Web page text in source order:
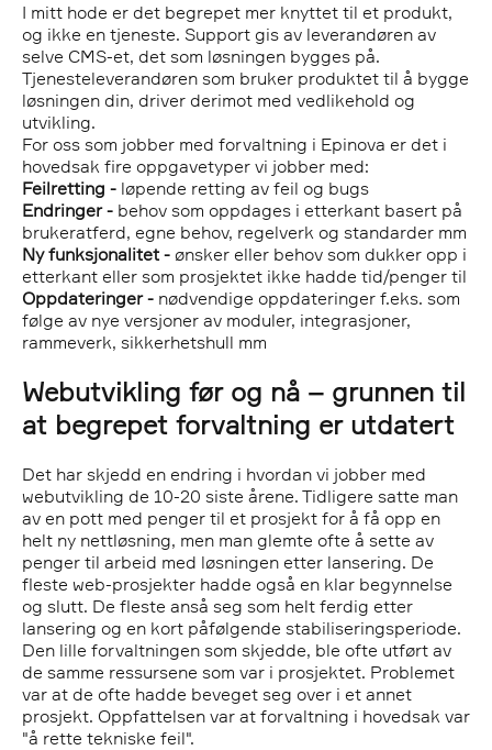
I mitt hode er det begrepet mer knyttet til et produkt,
og ikke en tjeneste. Support gis av leverandøren av
selve CMS-et, det som løsningen bygges på.
Tjenesteleverandøren som bruker produktet til å bygge
løsningen din, driver derimot med vedlikehold og
utvikling.
For oss som jobber med forvaltning i Epinova er det i
hovedsak fire oppgavetyper vi jobber med:
Feilretting - løpende retting av feil og bugs
Endringer - behov som oppdages i etterkant basert på
brukeratferd, egne behov, regelverk og standarder mm
Ny funksjonalitet - ønsker eller behov som dukker opp i
etterkant eller som prosjektet ikke hadde tid/penger til
Oppdateringer - nødvendige oppdateringer f.eks. som
følge av nye versjoner av moduler, integrasjoner,
rammeverk, sikkerhetshull mm
Webutvikling før og nå – grunnen til
at begrepet forvaltning er utdatert
Det har skjedd en endring i hvordan vi jobber med
webutvikling de 10-20 siste årene. Tidligere satte man
av en pott med penger til et prosjekt for å få opp en
helt ny nettløsning, men man glemte ofte å sette av
penger til arbeid med løsningen etter lansering. De
fleste web-prosjekter hadde også en klar begynnelse
og slutt. De fleste anså seg som helt ferdig etter
lansering og en kort påfølgende stabiliseringsperiode.
Den lille forvaltningen som skjedde, ble ofte utført av
de samme ressursene som var i prosjektet. Problemet
var at de ofte hadde beveget seg over i et annet
prosjekt. Oppfattelsen var at forvaltning i hovedsak var
"å rette tekniske feil".